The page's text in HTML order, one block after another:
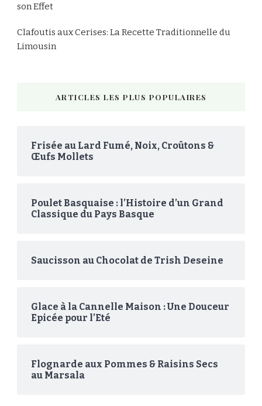
son Effet
Clafoutis aux Cerises: La Recette Traditionnelle du
Limousin
ARTICLES LES PLUS POPULAIRES
Frisée au Lard Fumé, Noix, Croûtons &
Œufs Mollets
Poulet Basquaise : l’Histoire d’un Grand
Classique du Pays Basque
Saucisson au Chocolat de Trish Deseine
Glace à la Cannelle Maison : Une Douceur
Epicée pour l’Eté
Flognarde aux Pommes & Raisins Secs
au Marsala